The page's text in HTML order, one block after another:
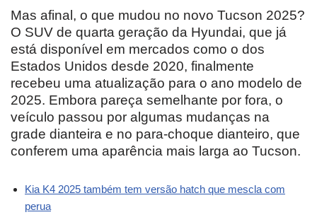
Mas afinal, o que mudou no novo Tucson 2025?
O SUV de quarta geração da Hyundai, que já
está disponível em mercados como o dos
Estados Unidos desde 2020, finalmente
recebeu uma atualização para o ano modelo de
2025. Embora pareça semelhante por fora, o
veículo passou por algumas mudanças na
grade dianteira e no para-choque dianteiro, que
conferem uma aparência mais larga ao Tucson.
Kia K4 2025 também tem versão hatch que mescla com
perua